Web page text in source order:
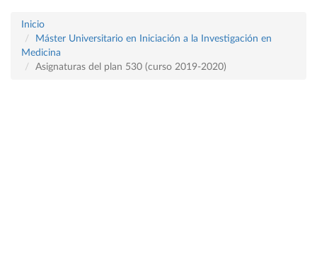
Inicio
Máster Universitario en Iniciación a la Investigación en
Medicina
Asignaturas del plan 530 (curso 2019-2020)